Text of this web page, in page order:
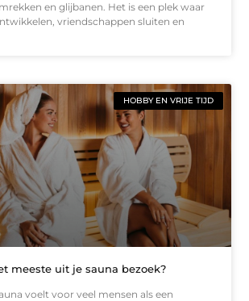
en glijbanen. Het is een plek waar
vriendschappen sluiten en
HOBBY EN VRIJE TIJD
meeste uit je sauna bezoek?
voelt voor veel mensen als een